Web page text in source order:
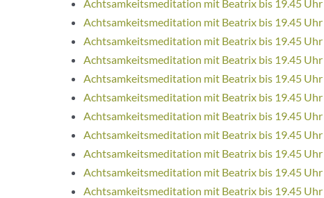
Achtsamkeitsmeditation mit Beatrix bis 19.45 Uhr
Achtsamkeitsmeditation mit Beatrix bis 19.45 Uhr
Achtsamkeitsmeditation mit Beatrix bis 19.45 Uhr
Achtsamkeitsmeditation mit Beatrix bis 19.45 Uhr
Achtsamkeitsmeditation mit Beatrix bis 19.45 Uhr
Achtsamkeitsmeditation mit Beatrix bis 19.45 Uhr
Achtsamkeitsmeditation mit Beatrix bis 19.45 Uhr
Achtsamkeitsmeditation mit Beatrix bis 19.45 Uhr
Achtsamkeitsmeditation mit Beatrix bis 19.45 Uhr
Achtsamkeitsmeditation mit Beatrix bis 19.45 Uhr
Achtsamkeitsmeditation mit Beatrix bis 19.45 Uhr